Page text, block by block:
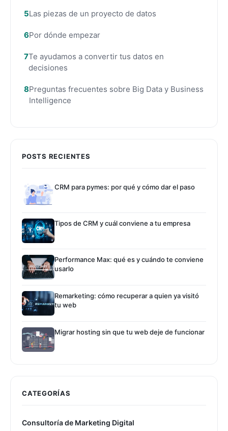
Las piezas de un proyecto de datos
Por dónde empezar
Te ayudamos a convertir tus datos en
decisiones
Preguntas frecuentes sobre Big Data y Business
Intelligence
POSTS RECIENTES
CRM para pymes: por qué y cómo dar el paso
Tipos de CRM y cuál conviene a tu empresa
Performance Max: qué es y cuándo te conviene
usarlo
Remarketing: cómo recuperar a quien ya visitó
tu web
Migrar hosting sin que tu web deje de funcionar
CATEGORÍAS
Consultoría de Marketing Digital